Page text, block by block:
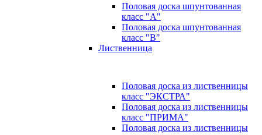
Половая доска шпунтованная
класс "А"
Половая доска шпунтованная
класс "B"
Лиственница
Половая доска из лиственницы
класс "ЭКСТРА"
Половая доска из лиственницы
класс "ПРИМА"
Половая доска из лиственницы